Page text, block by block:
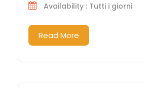
Availability : Tutti i giorni
Read More